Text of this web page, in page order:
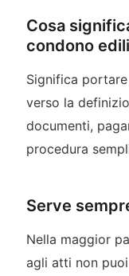
Cosa
condono
Significa
verso la
documenti,
procedura
Serve
Nella maggior
agli atti non